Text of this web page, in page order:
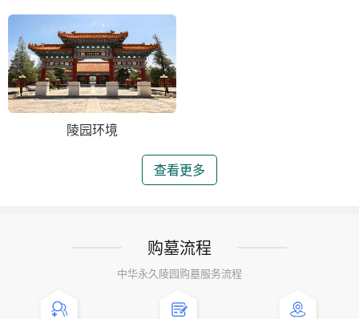
陵园环境
查看更多
购墓流程
中华永久陵园购墓服务流程